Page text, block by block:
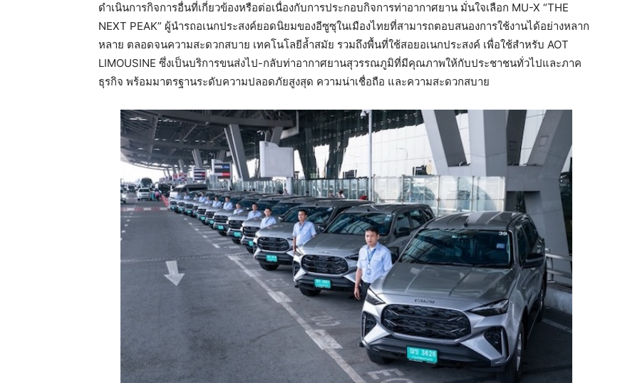
ดำเนินการกิจการอื่นที่เกี่ยวข้องหรือต่อเนื่องกับการประกอบกิจการท่าอากาศยาน มั่นใจเลือก MU-X “THE
NEXT PEAK” ผู้นำรถอเนกประสงค์ยอดนิยมของอีซูซุในเมืองไทยที่สามารถตอบสนองการใช้งานได้อย่างหลาก
หลาย ตลอดจนความสะดวกสบาย เทคโนโลยีล้ำสมัย รวมถึงพื้นที่ใช้สอยอเนกประสงค์ เพื่อใช้สำหรับ AOT
LIMOUSINE ซึ่งเป็นบริการขนส่งไป-กลับท่าอากาศยานสุวรรณภูมิที่มีคุณภาพให้กับประชาชนทั่วไปและภาค
ธุรกิจ พร้อมมาตรฐานระดับความปลอดภัยสูงสุด ความน่าเชื่อถือ และความสะดวกสบาย